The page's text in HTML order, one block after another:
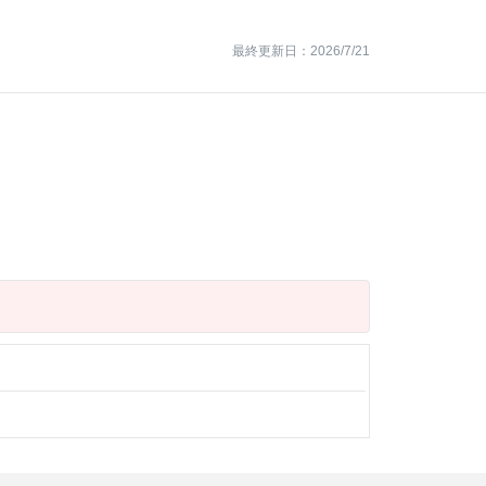
最終更新日：2026/7/21